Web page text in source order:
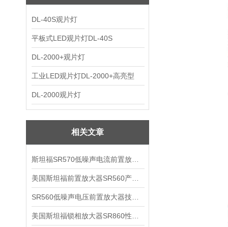
DL-40S观片灯
平板式LED观片灯DL-40S
DL-2000+观片灯
工业LED观片灯DL-2000+高亮型
DL-2000观片灯
相关文章